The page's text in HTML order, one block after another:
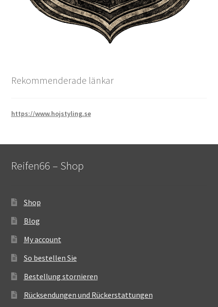
Rekommenderade länkar
https://www.hojstyling.se
Reifen66 – Shop
Shop
Blog
My account
So bestellen Sie
Bestellung stornieren
Rücksendungen und Rückerstattungen